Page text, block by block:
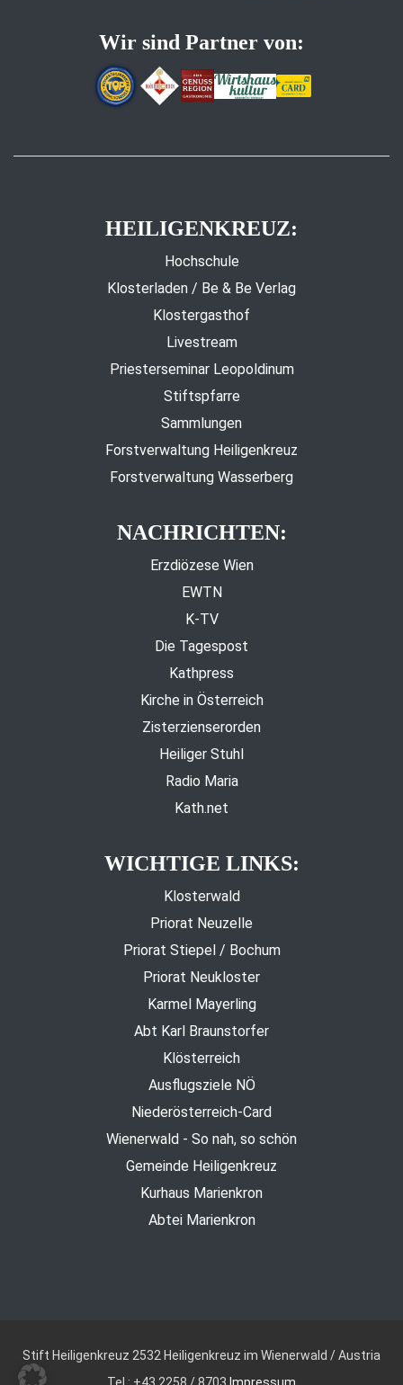
Wir sind Partner von:
HEILIGENKREUZ:
Hochschule
Klosterladen / Be & Be Verlag
Klostergasthof
Livestream
Priesterseminar Leopoldinum
Stiftspfarre
Sammlungen
Forstverwaltung Heiligenkreuz
Forstverwaltung Wasserberg
NACHRICHTEN:
Erzdiözese Wien
EWTN
K-TV
Die Tagespost
Kathpress
Kirche in Österreich
Zisterzienserorden
Heiliger Stuhl
Radio Maria
Kath.net
WICHTIGE LINKS:
Klosterwald
Priorat Neuzelle
Priorat Stiepel / Bochum
Priorat Neukloster
Karmel Mayerling
Abt Karl Braunstorfer
Klösterreich
Ausflugsziele NÖ
Niederösterreich-Card
Wienerwald - So nah, so schön
Gemeinde Heiligenkreuz
Kurhaus Marienkron
Abtei Marienkron
Stift Heiligenkreuz 2532 Heiligenkreuz im Wienerwald / Austria
Tel.: +43 2258 / 8703 Impressum